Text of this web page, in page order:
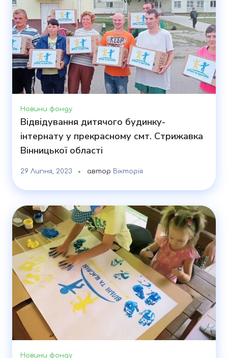
Новини фонду
Відвідування дитячого будинку-
інтернату у прекрасному смт. Стрижавка
Вінницької області
29 Липня, 2023 автор Вікторія
Новини фонду